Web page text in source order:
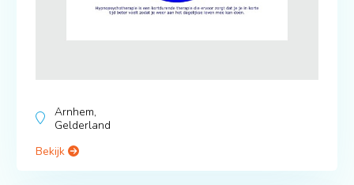
Arnhem,
Gelderland
Bekijk